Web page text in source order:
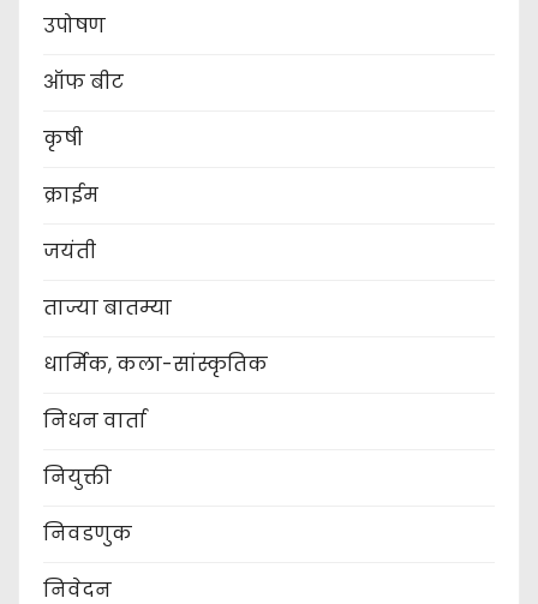
उपोषण
ऑफ बीट
कृषी
क्राईम
जयंती
ताज्या बातम्या
धार्मिक, कला-सांस्कृतिक
निधन वार्ता
नियुक्ती
निवडणुक
निवेदन